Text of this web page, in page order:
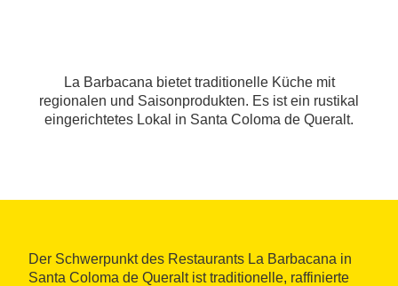
La Barbacana bietet traditionelle Küche mit
regionalen und Saisonprodukten. Es ist ein rustikal
eingerichtetes Lokal in Santa Coloma de Queralt.
Der Schwerpunkt des Restaurants La Barbacana in
Santa Coloma de Queralt ist traditionelle, raffinierte